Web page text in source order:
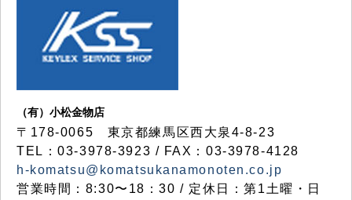
（有）小松金物店
〒178-0065 東京都練馬区西大泉4-8-23
TEL：03-3978-3923 / FAX：03-3978-4128
h-komatsu@komatsukanamonoten.co.jp
営業時間：8:30〜18：30 / 定休日：第1土曜・日